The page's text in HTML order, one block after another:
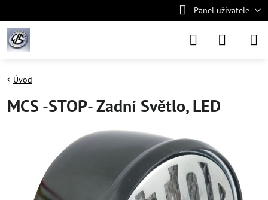
Panel uživatele
Úvod
MCS -STOP- Zadní Světlo, LED